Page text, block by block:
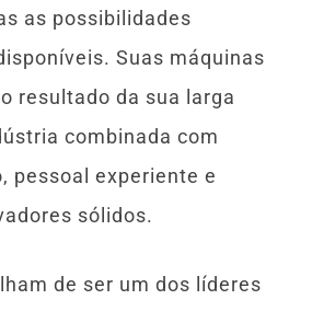
as possibilidades
Suas máquinas
resultado da sua larga
combinada com
pessoal experiente e
sólidos.
de ser um dos líderes